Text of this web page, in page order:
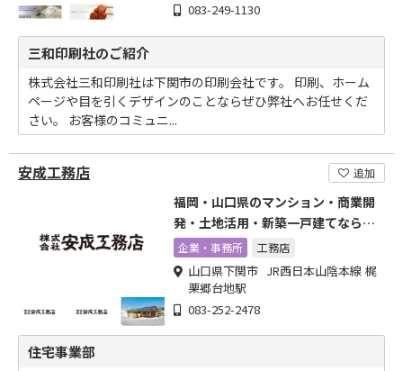
083-249-1130
三和印刷社のご紹介
株式会社三和印刷社は下関市の印刷会社です。 印刷、ホーム
ページや目を引くデザインのことならぜひ弊社へお任せくだ
さい。 お客様のコミュニ...
安成工務店 追加
福岡・山口県のマンション・商業開
発・土地活用・新築一戸建てなら株
式会社安成工務店にお任せください!
企業・事務所 工務店
山口県下関市 JR西日本山陰本線 梶
栗郷台地駅
083-252-2478
住宅事業部